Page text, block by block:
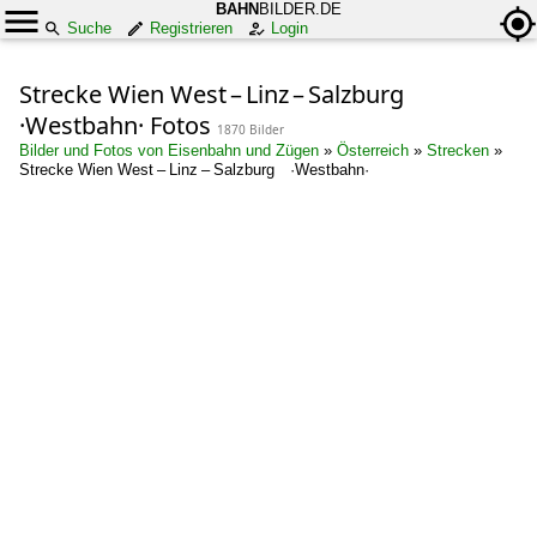
BAHN BILDER.DE
Suche
Registrieren Login
Strecke Wien West – Linz – Salzburg
·Westbahn· Fotos 1870 Bilder
Bilder und Fotos von Eisenbahn und Zügen » Österreich » Strecken »
Strecke Wien West – Linz – Salzburg ·Westbahn·